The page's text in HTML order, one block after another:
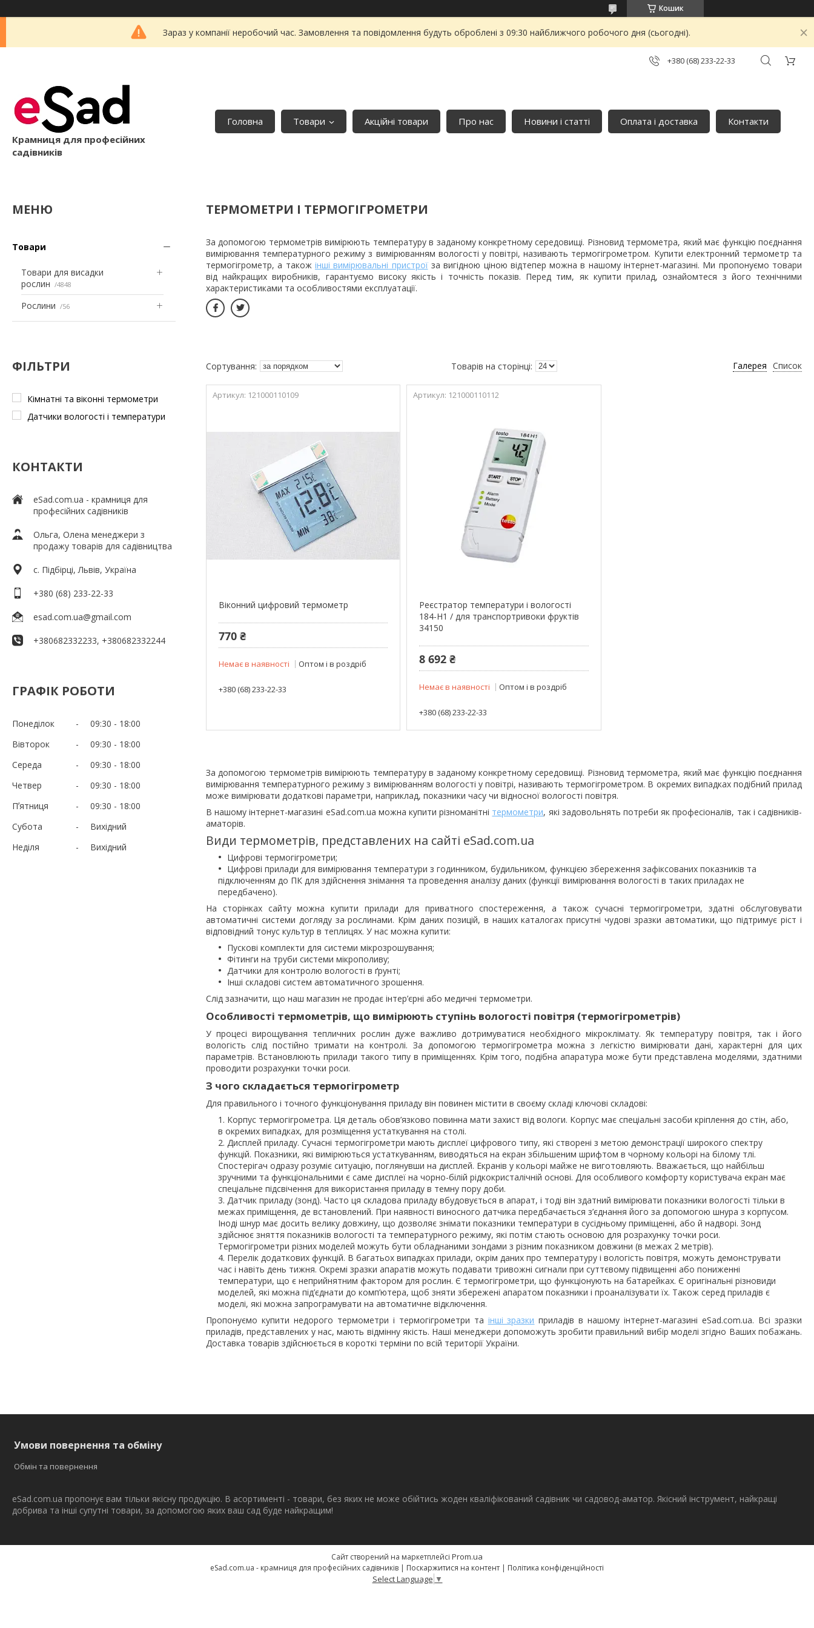
Кошик
Зараз у компанії неробочий час. Замовлення та повідомлення будуть оброблені з 09:30 найближчого робочого дня (сьогодні).
+380 (68) 233-22-33
Крамниця для професійних
садівників
Головна Товари Акційні товари Про нас Новини і статті Оплата і доставка Контакти
Товари
Товари для висадки
рослин
4848
Рослини 56
ФІЛЬТРИ
Кімнатні та віконні термометри
Датчики вологості і температури
КОНТАКТИ
eSad.com.ua - крамниця для
професійних садівників
Ольга, Олена менеджери з
продажу товарів для садівництва
c. Підбірці, Львів, Україна
+380 (68) 233-22-33
esad.com.ua@gmail.com
+380682332233, +380682332244
ГРАФІК РОБОТИ
Понеділок 09:30
18:00
Вівторок
09:30
18:00
Середа
09:30
18:00
Четвер
09:30
18:00
Пʼятниця
09:30
18:00
Субота
Вихідний
Неділя
Вихідний
ТЕРМОМЕТРИ І ТЕРМОГІГРОМЕТРИ
За допомогою термометрів вимірюють температуру в заданому конкретному середовищі. Різновид термометра, який має функцію поєднання
вимірювання температурного режиму з вимірюванням вологості у повітрі, називають термогігрометром. Купити електронний термометр та
термогігрометр, а також інші вимірювальні пристроїза вигідною ціною відтепер можна в нашому інтернет-магазині. Ми пропонуємо товари
від найкращих виробників, гарантуємо високу якість і точність показів. Перед тим, як купити прилад, ознайомтеся з його технічними
характеристиками та особливостями експлуатації.
Галерея Список
121000110109
Віконний цифровий термометр
770 ₴
Немає в наявності Оптом і в роздріб
+380 (68) 233-22-33
121000110112
Реєстратор температури і вологості
184-H1 / для транспортривоки фруктів
34150
8 692 ₴
Немає в наявності Оптом і в роздріб
+380 (68) 233-22-33
За допомогою термометрів вимірюють температуру в заданому конкретному середовищі. Різновид термометра, який має функцію поєднання
вимірювання температурного режиму з вимірюванням вологості у повітрі, називають термогігрометром. В окремих випадках подібний прилад
може вимірювати додаткові параметри, наприклад, показники часу чи відносної вологості повітря.
В нашому інтернет-магазині eSad.com.ua можна купити різноманітні термометри, які задовольнять потреби як професіоналів, так і садівників-
аматорів.
Види термометрів, представлених на сайті eSad.com.ua
Цифрові термогігрометри;
Цифрові прилади для вимірювання температури з годинником, будильником, функцією збереження зафіксованих показників та
підключенням до ПК для здійснення знімання та проведення аналізу даних (функції вимірювання вологості в таких приладах не
передбачено).
На сторінках сайту можна купити прилади для приватного спостереження, а також сучасні термогігрометри, здатні обслуговувати
автоматичні системи догляду за рослинами. Крім даних позицій, в наших каталогах присутні чудові зразки автоматики, що підтримує ріст і
відповідний тонус культур в теплицях. У нас можна купити:
Пускові комплекти для системи мікрозрошування;
Фітинги на труби системи мікрополиву;
Датчики для контролю вологості в ґрунті;
Інші складові систем автоматичного зрошення.
Слід зазначити, що наш магазин не продає інтер’єрні або медичні термометри.
Особливості термометрів, що вимірюють ступінь вологості повітря (термогігрометрів)
У процесі вирощування тепличних рослин дуже важливо дотримуватися необхідного мікроклімату. Як температуру повітря, так і його
вологість слід постійно тримати на контролі. За допомогою термогігрометра можна з легкістю вимірювати дані, характерні для цих
параметрів. Встановлюють прилади такого типу в приміщеннях. Крім того, подібна апаратура може бути представлена моделями, здатними
проводити розрахунки точки роси.
З чого складається термогігрометр
Для правильного і точного функціонування приладу він повинен містити в своєму складі ключові складові:
Корпус термогігрометра. Ця деталь обов’язково повинна мати захист від вологи. Корпус має спеціальні засоби кріплення до стін, або,
в окремих випадках, для розміщення устаткування на столі.
Дисплей приладу. Сучасні термогігрометри мають дисплеї цифрового типу, які створені з метою демонстрації широкого спектру
функцій. Показники, які вимірюються устаткуванням, виводяться на екран збільшеним шрифтом в чорному кольорі на білому тлі.
Спостерігач одразу розуміє ситуацію, поглянувши на дисплей. Екранів у кольорі майже не виготовляють. Вважається, що найбільш
зручними та функціональними є саме дисплеї на чорно-білій рідкокристалічній основі. Для особливого комфорту користувача екран має
спеціальне підсвічення для використання приладу в темну пору доби.
Датчик приладу (зонд). Часто ця складова приладу вбудовується в апарат, і тоді він здатний вимірювати показники вологості тільки в
межах приміщення, де встановлений. При наявності виносного датчика передбачається з’єднання його за допомогою шнура з корпусом.
Іноді шнур має досить велику довжину, що дозволяє знімати показники температури в сусідньому приміщенні, або й надворі. Зонд
здійснює зняття показників вологості та температурного режиму, які потім стають основою для розрахунку точки роси.
Термогігрометри різних моделей можуть бути обладнаними зондами з різним показником довжини (в межах 2 метрів).
Перелік додаткових функцій. В багатьох випадках прилади, окрім даних про температуру і вологість повітря, можуть демонструвати
час і навіть день тижня. Окремі зразки апаратів можуть подавати тривожні сигнали при суттєвому підвищенні або пониженні
температури, що є неприйнятним фактором для рослин. Є термогігрометри, що функціонують на батарейках. Є оригінальні різновиди
моделей, які можна під’єднати до комп’ютера, щоб зняти збережені апаратом показники і проаналізувати їх. Також серед приладів є
моделі, які можна запрограмувати на автоматичне відключення.
Пропонуємо купити недорого термометри і термогігрометри та інші зразки приладів в нашому інтернет-магазині eSad.com.ua. Всі зразки
приладів, представлених у нас, мають відмінну якість. Наші менеджери допоможуть зробити правильний вибір моделі згідно Ваших побажань.
Доставка товарів здійснюється в короткі терміни по всій території України.
Умови повернення та обміну
Обмін та повернення
eSad.com.ua пропонує вам тільки якісну продукцію. В асортименті - товари, без яких не може обійтись жоден кваліфікований садівник чи садовод-аматор. Якісний інструмент, найкращі
добрива та інші супутні товари, за допомогою яких ваш сад буде найкращим!
Сайт створений на маркетплейсі Prom.ua
eSad.com.ua - крамниця для професійних садівників | Поскаржитися на контент | Політика конфіденційності
Select Language ▼